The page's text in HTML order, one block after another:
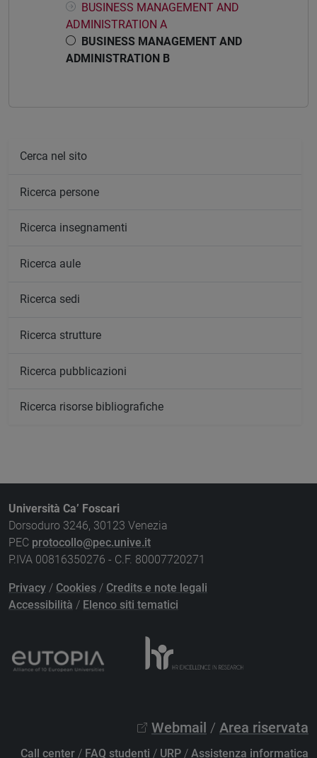
BUSINESS MANAGEMENT AND
ADMINISTRATION A
BUSINESS MANAGEMENT AND
ADMINISTRATION B
Cerca nel sito
Ricerca persone
Ricerca insegnamenti
Ricerca aule
Ricerca sedi
Ricerca strutture
Ricerca pubblicazioni
Ricerca risorse bibliografiche
Università Ca’ Foscari
Dorsoduro 3246, 30123 Venezia
PEC protocollo@pec.unive.it
P.IVA 00816350276 - C.F. 80007720271
Privacy / Cookies / Credits e note legali
Accessibilità / Elenco siti tematici
Webmail / Area riservata
Call center / FAQ studenti / URP / Assistenza informatica